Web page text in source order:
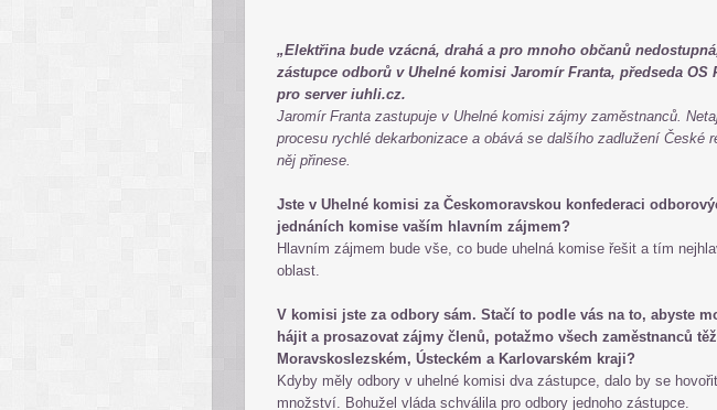
„Elektřina bude vzácná, drahá a pro mnoho občanů
zástupce odborů v Uhelné komisi Jaromír Franta, předseda OS
pro server iuhli.cz.
Jaromír Franta zastupuje v Uhelné komisi zájmy zaměstnanců.
procesu rychlé dekarbonizace a obává se dalšího zadlužení České
něj přinese.
Jste v Uhelné komisi za Českomoravskou konfederaci
jednáních komise vaším hlavním zájmem?
Hlavním zájmem bude vše, co bude uhelná komise řešit a tím
oblast.
V komisi jste za odbory sám. Stačí to podle vás na to, abyste
hájit a prosazovat zájmy členů, potažmo všech zaměstnanců
Moravskoslezském, Ústeckém a Karlovarském kraji?
Kdyby měly odbory v uhelné komisi dva zástupce, dalo by se
množství. Bohužel vláda schválila pro odbory jednoho zástupce.